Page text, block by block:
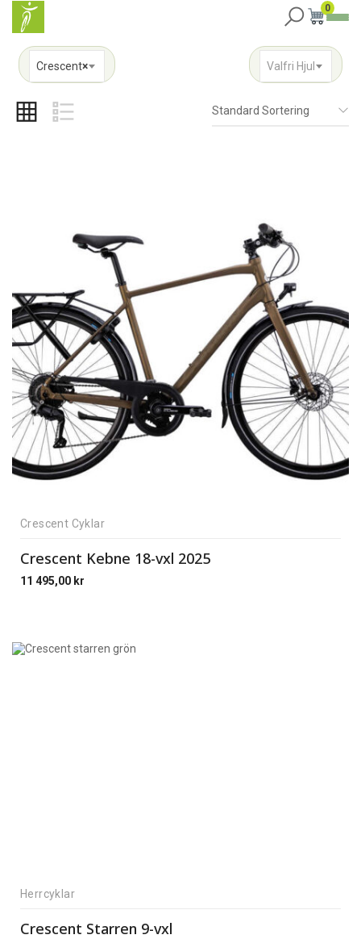
0
×
Crescent Valfri Hjul
Standard Sortering
Crescent Cyklar
Crescent Kebne 18-vxl 2025
11 495,00 kr
Herrcyklar
Crescent Starren 9-vxl